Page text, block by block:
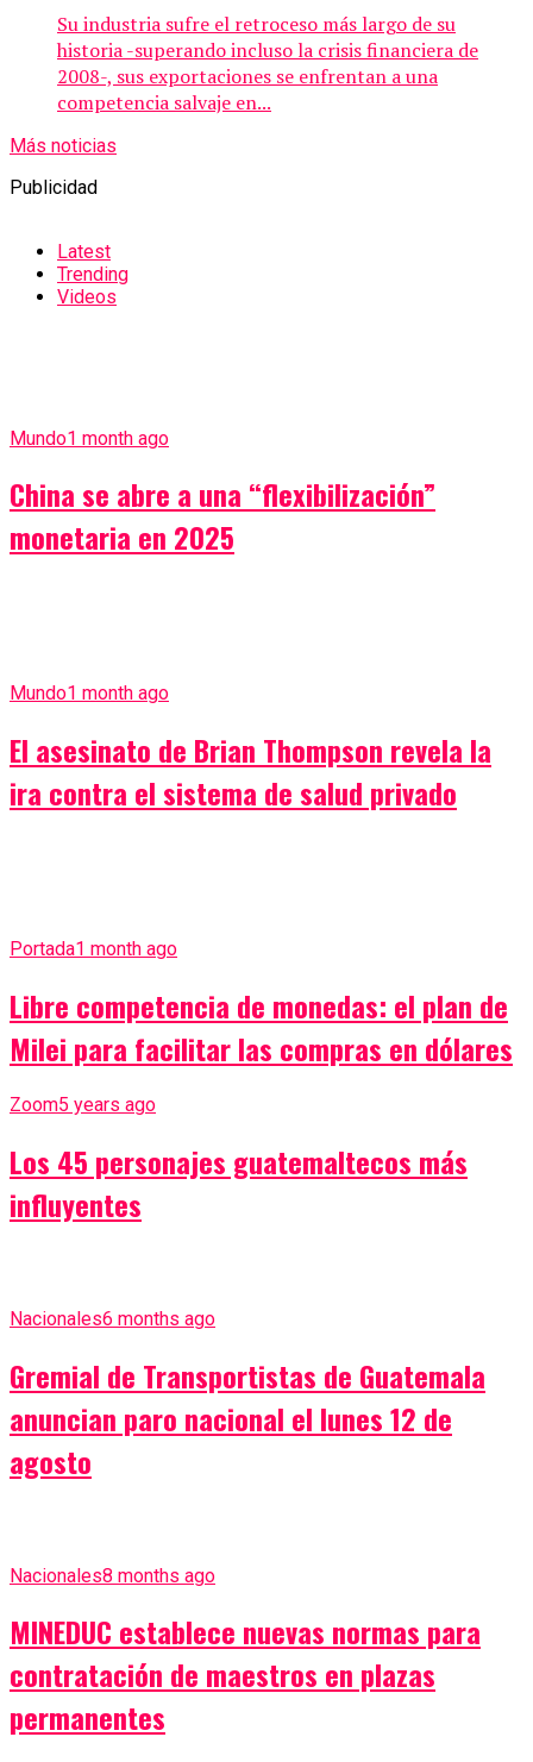
Su industria sufre el retroceso más largo de su
historia -superando incluso la crisis financiera de
2008-, sus exportaciones se enfrentan a una
competencia salvaje en...
Más noticias
Publicidad
Latest
Trending
Videos
Mundo1 month ago
China se abre a una “flexibilización”
monetaria en 2025
Mundo1 month ago
El asesinato de Brian Thompson revela la
ira contra el sistema de salud privado
Portada1 month ago
Libre competencia de monedas: el plan de
Milei para facilitar las compras en dólares
Zoom5 years ago
Los 45 personajes guatemaltecos más
influyentes
Nacionales6 months ago
Gremial de Transportistas de Guatemala
anuncian paro nacional el lunes 12 de
agosto
Nacionales8 months ago
MINEDUC establece nuevas normas para
contratación de maestros en plazas
permanentes